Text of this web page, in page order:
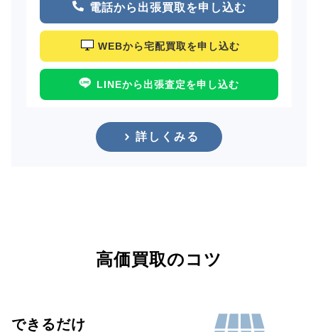
電話から出張買取を申し込む
WEBから宅配買取を申し込む
LINEから出張査定を申し込む
詳しくみる
高価買取のコツ
できるだけ